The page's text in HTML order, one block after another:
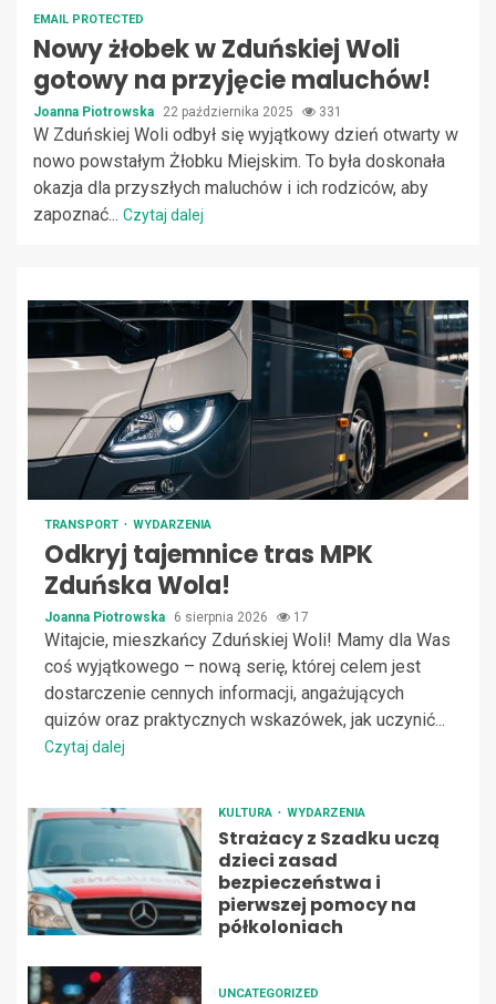
EMAIL PROTECTED
Nowy żłobek w Zduńskiej Woli
gotowy na przyjęcie maluchów!
Joanna Piotrowska 22 października 2025 331
W Zduńskiej Woli odbył się wyjątkowy dzień otwarty w
nowo powstałym Żłobku Miejskim. To była doskonała
okazja dla przyszłych maluchów i ich rodziców, aby
zapoznać... Czytaj dalej
TRANSPORT WYDARZENIA
Odkryj tajemnice tras MPK
Zduńska Wola!
Joanna Piotrowska 6 sierpnia 2026 17
Witajcie, mieszkańcy Zduńskiej Woli! Mamy dla Was
coś wyjątkowego – nową serię, której celem jest
dostarczenie cennych informacji, angażujących
quizów oraz praktycznych wskazówek, jak uczynić...
Czytaj dalej
KULTURA WYDARZENIA
Strażacy z Szadku uczą
dzieci zasad
bezpieczeństwa i
pierwszej pomocy na
półkoloniach
UNCATEGORIZED